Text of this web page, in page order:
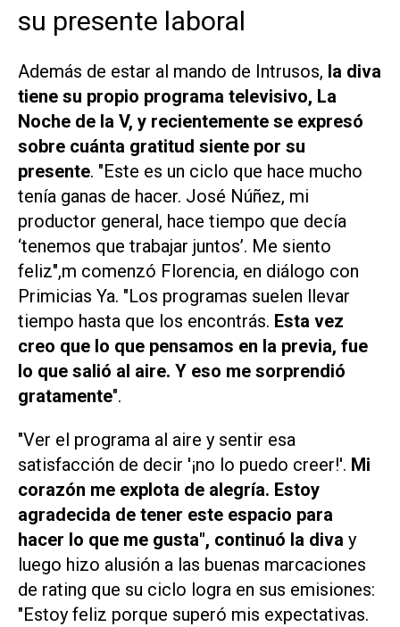
su presente laboral
Además de estar al mando de Intrusos, la diva
tiene su propio programa televisivo, La
Noche de la V, y recientemente se expresó
sobre cuánta gratitud siente por su
presente. "Este es un ciclo que hace mucho
tenía ganas de hacer. José Núñez, mi
productor general, hace tiempo que decía
‘tenemos que trabajar juntos’. Me siento
feliz",m comenzó Florencia, en diálogo con
Primicias Ya. "Los programas suelen llevar
tiempo hasta que los encontrás. Esta vez
creo que lo que pensamos en la previa, fue
lo que salió al aire. Y eso me sorprendió
gratamente".
"Ver el programa al aire y sentir esa
satisfacción de decir '¡no lo puedo creer!'. Mi
corazón me explota de alegría. Estoy
agradecida de tener este espacio para
hacer lo que me gusta", continuó la diva y
luego hizo alusión a las buenas marcaciones
de rating que su ciclo logra en sus emisiones:
"Estoy feliz porque superó mis expectativas.